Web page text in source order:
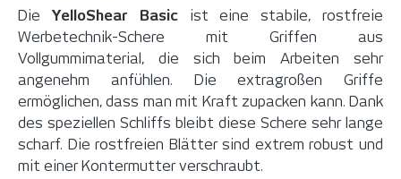
Die YelloShear Basicist eine stabile, rostfreie
Werbetechnik-Schere mit Griffen aus
Vollgummimaterial, die sich beim Arbeiten sehr
angenehm anfühlen. Die extragroßen Griffe
ermöglichen, dass man mit Kraft zupacken kann. Dank
des speziellen Schliffs bleibt diese Schere sehr lange
scharf. Die rostfreien Blätter sind extrem robust und
mit einer Kontermutter verschraubt.